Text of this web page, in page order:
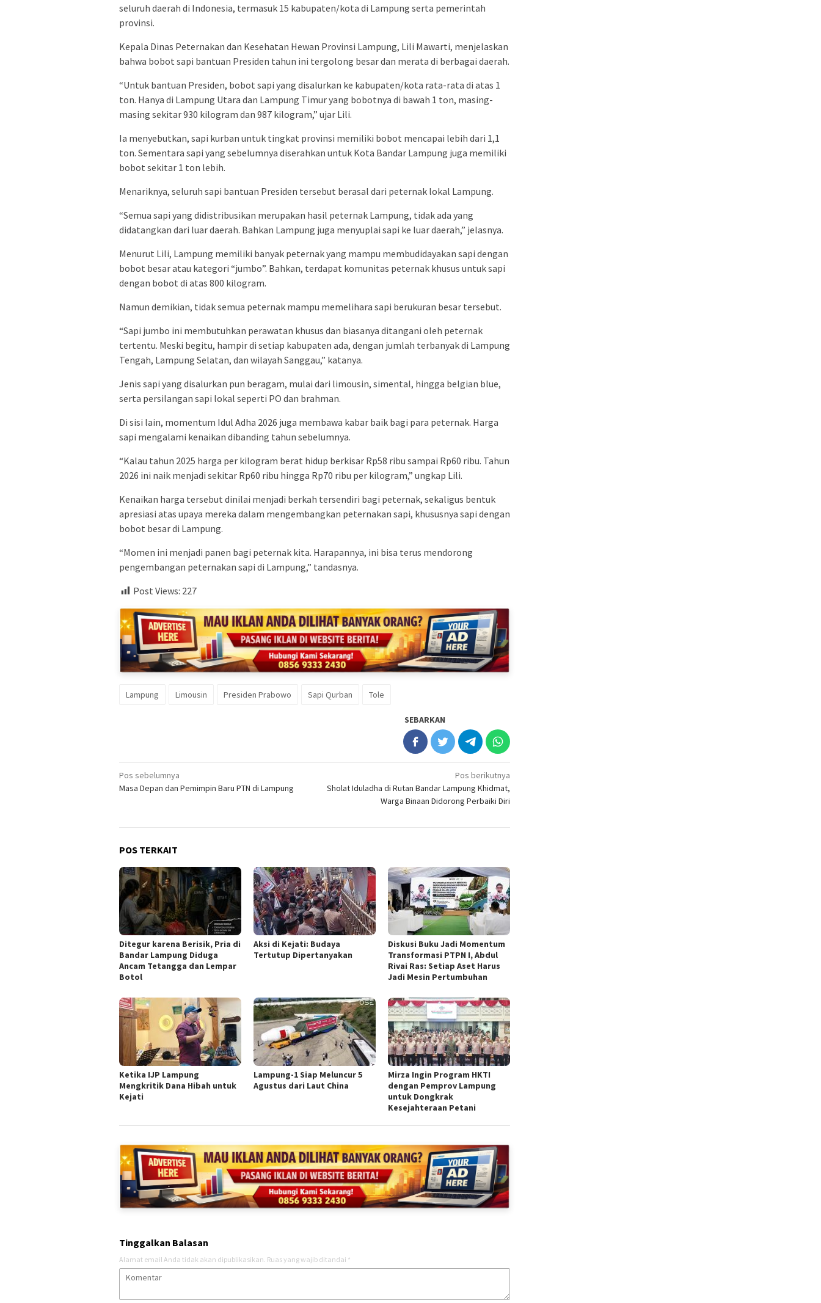
seluruh daerah di Indonesia, termasuk 15 kabupaten/kota di Lampung serta pemerintah
provinsi.
Kepala Dinas Peternakan dan Kesehatan Hewan Provinsi Lampung, Lili Mawarti, menjelaskan
bahwa bobot sapi bantuan Presiden tahun ini tergolong besar dan merata di berbagai daerah.
“Untuk bantuan Presiden, bobot sapi yang disalurkan ke kabupaten/kota rata-rata di atas 1
ton. Hanya di Lampung Utara dan Lampung Timur yang bobotnya di bawah 1 ton, masing-
masing sekitar 930 kilogram dan 987 kilogram,” ujar Lili.
Ia menyebutkan, sapi kurban untuk tingkat provinsi memiliki bobot mencapai lebih dari 1,1
ton. Sementara sapi yang sebelumnya diserahkan untuk Kota Bandar Lampung juga memiliki
bobot sekitar 1 ton lebih.
Menariknya, seluruh sapi bantuan Presiden tersebut berasal dari peternak lokal Lampung.
“Semua sapi yang didistribusikan merupakan hasil peternak Lampung, tidak ada yang
didatangkan dari luar daerah. Bahkan Lampung juga menyuplai sapi ke luar daerah,” jelasnya.
Menurut Lili, Lampung memiliki banyak peternak yang mampu membudidayakan sapi dengan
bobot besar atau kategori “jumbo”. Bahkan, terdapat komunitas peternak khusus untuk sapi
dengan bobot di atas 800 kilogram.
Namun demikian, tidak semua peternak mampu memelihara sapi berukuran besar tersebut.
“Sapi jumbo ini membutuhkan perawatan khusus dan biasanya ditangani oleh peternak
tertentu. Meski begitu, hampir di setiap kabupaten ada, dengan jumlah terbanyak di Lampung
Tengah, Lampung Selatan, dan wilayah Sanggau,” katanya.
Jenis sapi yang disalurkan pun beragam, mulai dari limousin, simental, hingga belgian blue,
serta persilangan sapi lokal seperti PO dan brahman.
Di sisi lain, momentum Idul Adha 2026 juga membawa kabar baik bagi para peternak. Harga
sapi mengalami kenaikan dibanding tahun sebelumnya.
“Kalau tahun 2025 harga per kilogram berat hidup berkisar Rp58 ribu sampai Rp60 ribu. Tahun
2026 ini naik menjadi sekitar Rp60 ribu hingga Rp70 ribu per kilogram,” ungkap Lili.
Kenaikan harga tersebut dinilai menjadi berkah tersendiri bagi peternak, sekaligus bentuk
apresiasi atas upaya mereka dalam mengembangkan peternakan sapi, khususnya sapi dengan
bobot besar di Lampung.
“Momen ini menjadi panen bagi peternak kita. Harapannya, ini bisa terus mendorong
pengembangan peternakan sapi di Lampung,” tandasnya.
Post Views: 227
Lampung Limousin Presiden Prabowo Sapi Qurban Tole
SEBARKAN
Navigasi
pos
Pos sebelumnya
Masa Depan dan Pemimpin Baru PTN di Lampung
Pos berikutnya
Sholat Iduladha di Rutan Bandar Lampung Khidmat,
Warga Binaan Didorong Perbaiki Diri
POS TERKAIT
Ditegur karena Berisik, Pria di
Bandar Lampung Diduga
Ancam Tetangga dan Lempar
Botol
Aksi di Kejati: Budaya
Tertutup Dipertanyakan
Diskusi Buku Jadi Momentum
Transformasi PTPN I, Abdul
Rivai Ras: Setiap Aset Harus
Jadi Mesin Pertumbuhan
Ketika IJP Lampung
Mengkritik Dana Hibah untuk
Kejati
Lampung-1 Siap Meluncur 5
Agustus dari Laut China
Mirza Ingin Program HKTI
dengan Pemprov Lampung
untuk Dongkrak
Kesejahteraan Petani
Tinggalkan Balasan
Alamat email Anda tidak akan dipublikasikan. Ruas yang wajib ditandai *